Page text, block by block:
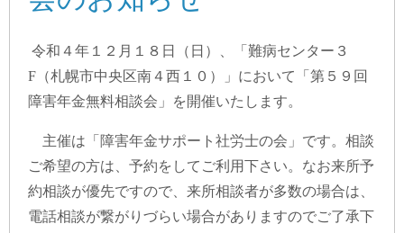
令和４年１２月１８日（日）、「難病センター３
F（札幌市中央区南４西１０）」において「第５９回
障害年金無料相談会」を開催いたします。
主催は「障害年金サポート社労士の会」です。相談
ご希望の方は、予約をしてご利用下さい。なお来所予
約相談が優先ですので、来所相談者が多数の場合は、
電話相談が繋がりづらい場合がありますのでご了承下